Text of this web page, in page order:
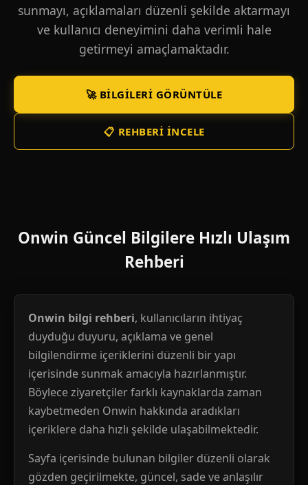
sunmayı, açıklamaları düzenli şekilde aktarmayı
ve kullanıcı deneyimini daha verimli hale
getirmeyi amaçlamaktadır.
🚀 BILGILERI GÖRÜNTÜLE
📋 REHBERI İNCELE
Onwin Güncel Bilgilere Hızlı Ulaşım
Rehberi
Onwin bilgi rehberi, kullanıcıların ihtiyaç
duyduğu duyuru, açıklama ve genel
bilgilendirme içeriklerini düzenli bir yapı
içerisinde sunmak amacıyla hazırlanmıştır.
Böylece ziyaretçiler farklı kaynaklarda zaman
kaybetmeden Onwin hakkında aradıkları
içeriklere daha hızlı şekilde ulaşabilmektedir.
Sayfa içerisinde bulunan bilgiler düzenli olarak
gözden geçirilmekte, güncel, sade ve anlaşılır